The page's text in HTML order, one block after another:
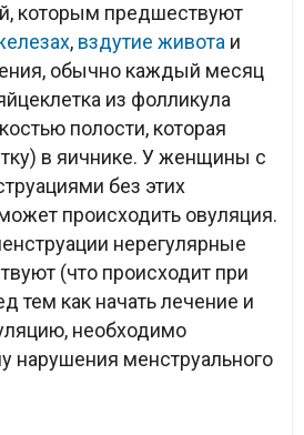
которым предшествуют
, вздутие живота и
обычно каждый месяц
из фолликула
полости, которая
в яичнике. У женщины с
без этих
происходить овуляция.
нерегулярные
(что происходит при
тем как начать лечение и
необходимо
нарушения менструального